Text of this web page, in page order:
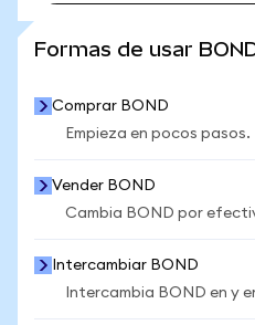
Formas de usar
Comprar BOND
Empieza en pocos pasos.
Vender BOND
Cambia BOND por
Intercambiar BOND
Intercambia BOND en y